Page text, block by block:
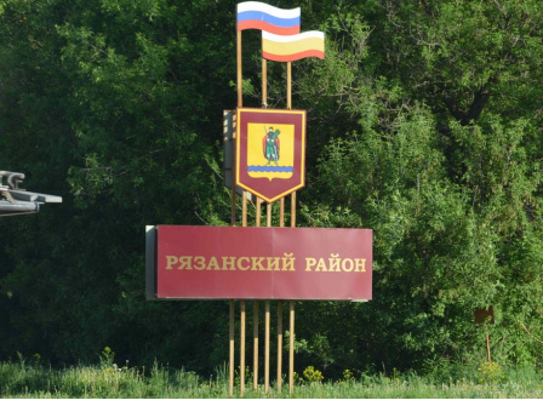
Перейти к основному содержанию